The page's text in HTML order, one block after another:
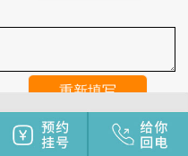
系，请保持手机畅通，注